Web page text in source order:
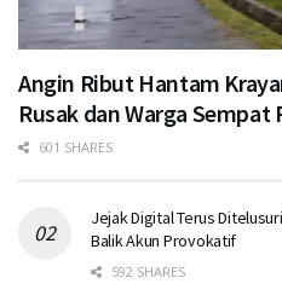
Angin Ribut Hantam
Rusak dan Warga Sempat
601 SHARES
Jejak Digital Terus
Balik Akun Provokatif
592 SHARES